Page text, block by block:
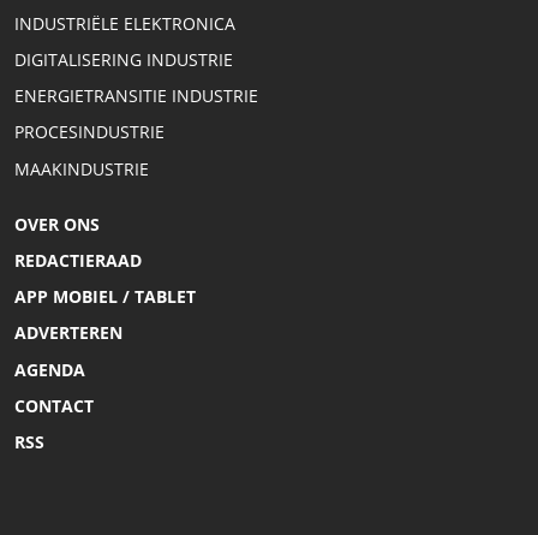
INDUSTRIËLE ELEKTRONICA
DIGITALISERING INDUSTRIE
ENERGIETRANSITIE INDUSTRIE
PROCESINDUSTRIE
MAAKINDUSTRIE
OVER ONS
REDACTIERAAD
APP MOBIEL / TABLET
ADVERTEREN
AGENDA
CONTACT
RSS